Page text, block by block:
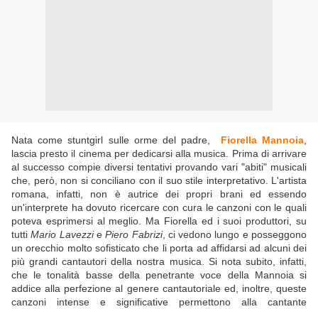
Nata come stuntgirl sulle orme del padre, Fiorella Mannoia
lascia presto il cinema per dedicarsi alla musica. Prima di arrivare
al successo compie diversi tentativi provando vari "abiti" musicali
che, però, non si conciliano con il suo stile interpretativo. L'artista
romana, infatti, non è autrice dei propri brani ed essendo
un'interprete ha dovuto ricercare con cura le canzoni con le quali
poteva esprimersi al meglio. Ma Fiorella ed i suoi produttori, su
tuttiMario LavezziePiero Fabrizi, ci vedono lungo e posseggono
un orecchio molto sofisticato che li porta ad affidarsi ad alcuni dei
più grandi cantautori della nostra musica. Si nota subito, infatti,
che le tonalità basse della penetrante voce della Mannoia si
addice alla perfezione al genere cantautoriale ed, inoltre, queste
canzoni intense e significative permettono alla cantante